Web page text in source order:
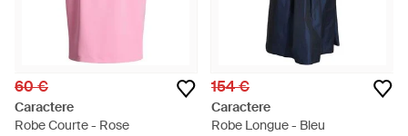
60 €
Caractere
Robe Courte - Rose
154 €
Caractere
Robe Longue - Bleu